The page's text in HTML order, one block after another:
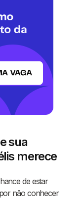
sua
merece
de estar
não conhecer